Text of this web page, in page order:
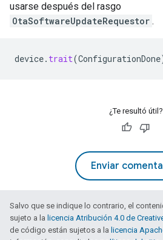
usarse después del rasgo
OtaSoftwareUpdateRequestor .
device. trait(ConfigurationDone
¿Te resultó útil?
Enviar
Salvo que se indique lo contrario, el
sujeto a la licencia Atribución 4.0 de
de código están sujetos a la licencia